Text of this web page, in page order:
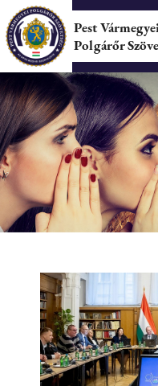
Pest
Polgárőr